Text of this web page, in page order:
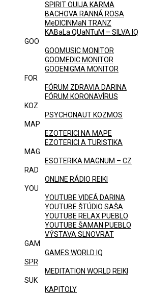
SPIRIT OUIJA KARMA
BACHOVA RANNÁ ROSA
MeDICINMaN TRANZ
KABaLa QUaNTuM – SILVA IQ
GOO
GOOMUSIC MONITOR
GOOMEDIC MONITOR
GOOENIGMA MONITOR
FOR
FÓRUM ZDRAVIA DARINA
FÓRUM KORONAVÍRUS
KOZ
PSYCHONAUT KOZMOS
MAP
EZOTERICI NA MAPE
EZOTERICI A TURISTIKA
MAG
ESOTERIKA MAGNUM – CZ
RAD
ONLINE RÁDIO REIKI
YOU
YOUTUBE VIDEÁ DARINA
YOUTUBE ŠTÚDIO SAŠA
YOUTUBE RELAX PUEBLO
YOUTUBE ŠAMAN PUEBLO
VÝSTAVA SLNOVRAT
GAM
GAMES WORLD IQ
SPR
MEDITATION WORLD REIKI
SUK
KAPITOLY